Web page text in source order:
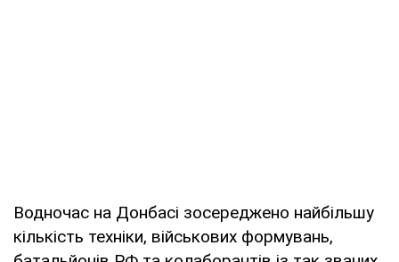
Водночас на Донбасі зосереджено найбільшу
кількість техніки, військових формувань,